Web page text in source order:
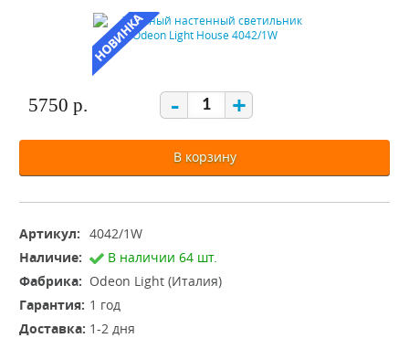
5750 р. - +
В корзину
Артикул: 4042/1W
Наличие:
В наличии 64 шт.
Фабрика: Odeon Light (Италия)
Гарантия: 1 год
Доставка: 1-2 дня